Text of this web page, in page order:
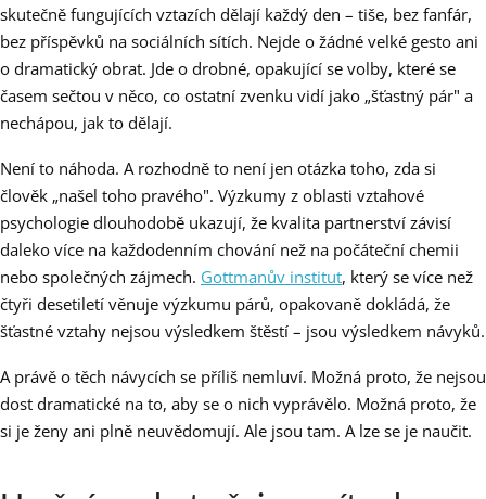
skutečně fungujících vztazích dělají každý den – tiše, bez fanfár,
bez příspěvků na sociálních sítích. Nejde o žádné velké gesto ani
o dramatický obrat. Jde o drobné, opakující se volby, které se
časem sečtou v něco, co ostatní zvenku vidí jako „šťastný pár" a
nechápou, jak to dělají.
Není to náhoda. A rozhodně to není jen otázka toho, zda si
člověk „našel toho pravého". Výzkumy z oblasti vztahové
psychologie dlouhodobě ukazují, že kvalita partnerství závisí
daleko více na každodenním chování než na počáteční chemii
nebo společných zájmech. Gottmanův institut, který se více než
čtyři desetiletí věnuje výzkumu párů, opakovaně dokládá, že
šťastné vztahy nejsou výsledkem štěstí – jsou výsledkem návyků.
A právě o těch návycích se příliš nemluví. Možná proto, že nejsou
dost dramatické na to, aby se o nich vyprávělo. Možná proto, že
si je ženy ani plně neuvědomují. Ale jsou tam. A lze se je naučit.